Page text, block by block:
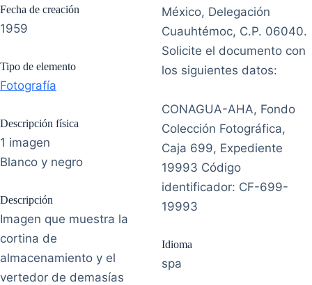
Fecha de creación
1959
Tipo de elemento
Fotografía
Descripción física
1 imagen
Blanco y negro
Descripción
Imagen que muestra la
cortina de
almacenamiento y el
vertedor de demasías
México, Delegación
Cuauhtémoc, C.P. 06040.
Solicite el documento con
los siguientes datos:
CONAGUA-AHA, Fondo
Colección Fotográfica,
Caja 699, Expediente
19993 Código
identificador: CF-699-
19993
Idioma
spa